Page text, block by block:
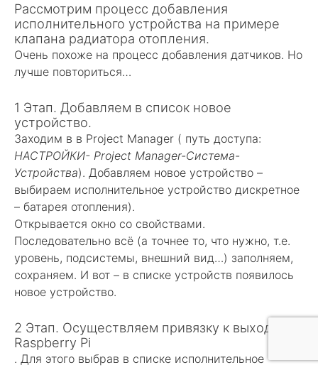
Рассмотрим процесс добавления
исполнительного устройства на примере
клапана радиатора отопления.
Очень похоже на процесс добавления датчиков. Но
лучше повториться…
1 Этап. Добавляем в список новое
устройство.
Заходим в в Project Manager ( путь доступа:
НАСТРОЙКИ- Project Manager-Система-
Устройства). Добавляем новое устройство –
выбираем исполнительное устройство дискретное
– батарея отопления).
Открывается окно со свойствами.
Последовательно всё (а точнее то, что нужно, т.е.
уровень, подсистемы, внешний вид…) заполняем,
сохраняем. И вот – в списке устройств появилось
новое устройство.
2 Этап. Осуществляем привязку к выходу
Raspberry Pi
. Для этого выбрав в списке исполнительное